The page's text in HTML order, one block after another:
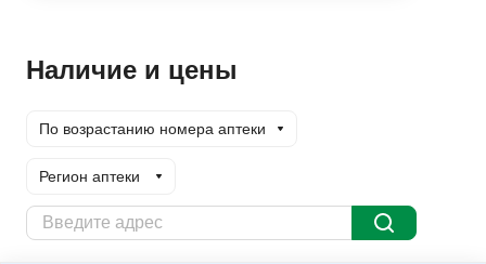
Наличие и цены
По возрастанию номера аптеки
Регион аптеки
Доставка курьером Заказать